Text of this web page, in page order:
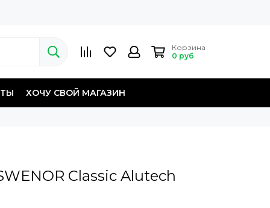
Корзина
0 руб
ХОЧУ СВОЙ МАГАЗИН
Classic Alutech